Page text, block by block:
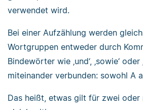
verwendet wird.
Bei einer Aufzählung werden
Wortgruppen entweder durch
Bindewörter wie ‚und‘, ‚sowie‘ oder
miteinander verbunden: sowohl A
Das heißt, etwas gilt für zwei oder